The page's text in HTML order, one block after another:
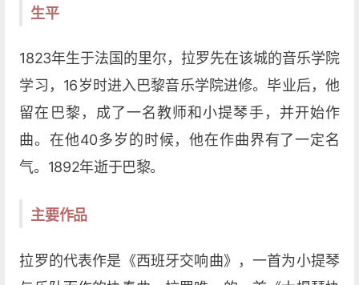
生平
1823年生于法国的里尔，拉罗先在该城的音乐学院
学习，16岁时进入巴黎音乐学院进修。毕业后，他
留在巴黎，成了一名教师和小提琴手，并开始作
曲。在他40多岁的时候，他在作曲界有了一定名
气。1892年逝于巴黎。
主要作品
拉罗的代表作是《西班牙交响曲》，一首为小提琴